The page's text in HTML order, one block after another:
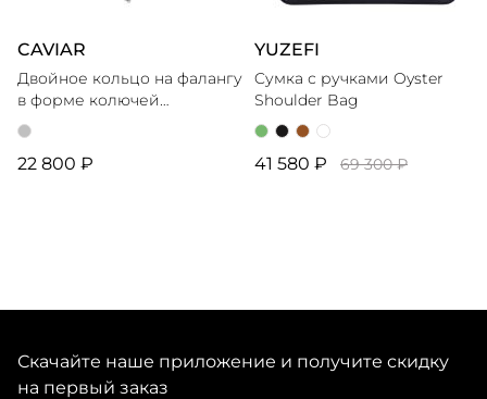
CAVIAR
Двойное кольцо на фалангу
в форме колючей
проволоки
22 800 ₽
YUZEFI
Cумка с ручками Oyster
Shoulder Bag
41 580 ₽ 69 300 ₽
Скачайте наше приложение и получите скидку
на первый заказ